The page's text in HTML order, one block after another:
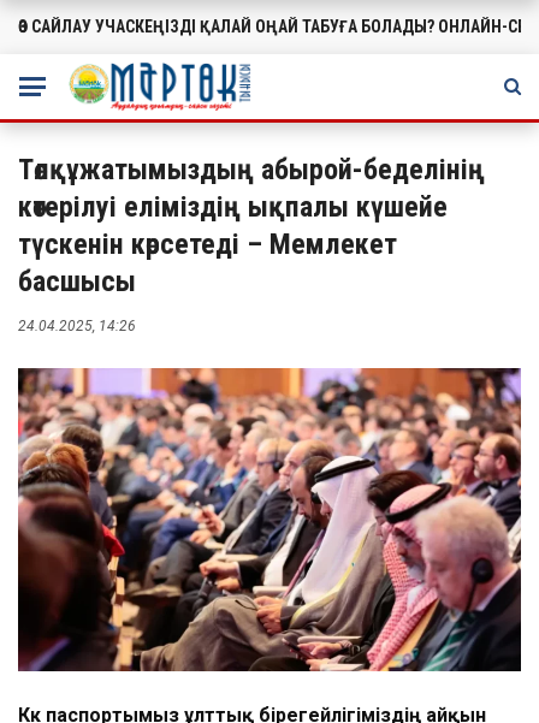
МАҢЫЗДЫ
ӨЗ САЙЛАУ УЧАСКЕҢІЗДІ ҚАЛАЙ ОҢАЙ ТАБУҒА БОЛАДЫ? ОНЛАЙН-
Төлқұжатымыздың абырой-беделінің
көтерілуі еліміздің ықпалы күшейе
түскенін көрсетеді – Мемлекет
басшысы
24.04.2025, 14:26
Көк паспортымыз ұлттық бірегейлігіміздің айқын